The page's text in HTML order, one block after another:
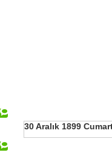
30 Aralık 1899